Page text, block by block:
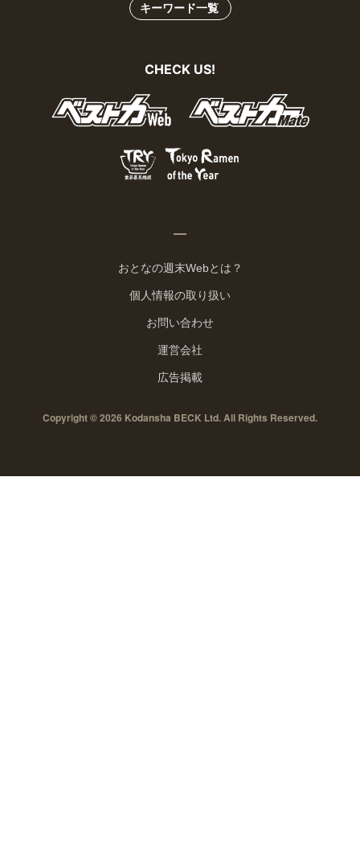
キーワード一覧
CHECK US!
おとなの週末Webとは？
個人情報の取り扱い
お問い合わせ
運営会社
広告掲載
Copyright © 2026 Kodansha BECK Ltd. All Rights Reserved.